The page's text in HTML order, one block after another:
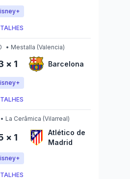
• Mestalla (Valencia)
× 1 Barcelona
• La Cerâmica (Vilarreal)
× 1
Atlético de
Madrid